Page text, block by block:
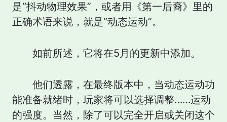
是“抖动物理效果”，或者用《第一后裔》里的
正确术语来说，就是“动态运动”。
如前所述，它将在5月的更新中添加。
他们透露，在最终版本中，当动态运动功
能准备就绪时，玩家将可以选择调整……运动
的强度。当然，除了可以完全开启或关闭这个